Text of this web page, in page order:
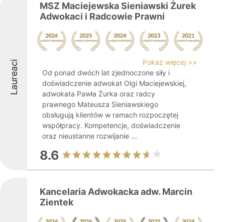
Laureaci
MSZ Maciejewska Sieniawski Żurek
Adwokaci i Radcowie Prawni
Pokaż więcej >>
Od ponad dwóch lat zjednoczone siły i
doświadczenie adwokat Olgi Maciejewskiej,
adwokata Pawła Żurka oraz radcy
prawnego Mateusza Sieniawskiego
obsługują klientów w ramach rozpoczętej
współpracy. Kompetencje, doświadczenie
oraz nieustanne rozwijanie ...
8.6
Kancelaria Adwokacka adw. Marcin
Zientek